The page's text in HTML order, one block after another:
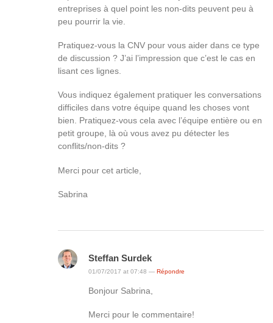
entreprises à quel point les non-dits peuvent peu à
peu pourrir la vie.
Pratiquez-vous la CNV pour vous aider dans ce type
de discussion ? J’ai l’impression que c’est le cas en
lisant ces lignes.
Vous indiquez également pratiquer les conversations
difficiles dans votre équipe quand les choses vont
bien. Pratiquez-vous cela avec l’équipe entière ou en
petit groupe, là où vous avez pu détecter les
conflits/non-dits ?
Merci pour cet article,
Sabrina
Steffan Surdek
01/07/2017 at 07:48 — Répondre
Bonjour Sabrina,
Merci pour le commentaire!